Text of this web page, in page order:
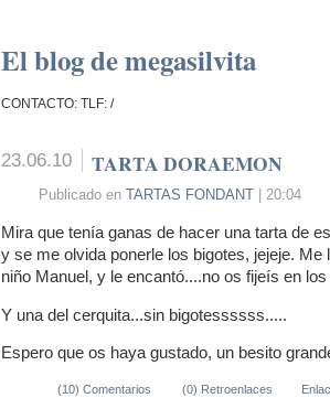
El blog de megasilvita
CONTACTO: TLF: /
23.06.10 TARTA DORAEMON
Publicado en TARTAS FONDANT| 20:04
Mira que tenía ganas de hacer una tarta de
y se me olvida ponerle los bigotes, jejeje. Me
niño Manuel, y le encantó....no os fijeís en
Y una del cerquita...sin bigotessssss.....
Espero que os haya gustado, un besito
(10) Comentarios (0) Retroenlaces